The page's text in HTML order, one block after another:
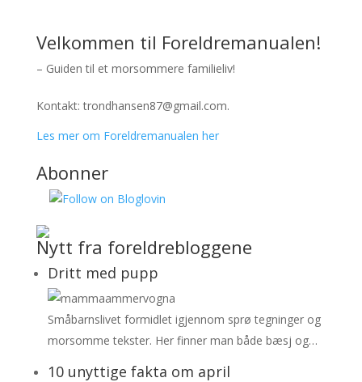
Velkommen til Foreldremanualen!
– Guiden til et morsommere familieliv!
Kontakt: trondhansen87@gmail.com.
Les mer om Foreldremanualen her
Abonner
Nytt fra foreldrebloggene
Dritt med pupp
Småbarnslivet formidlet igjennom sprø tegninger og
morsomme tekster. Her finner man både bæsj og…
10 unyttige fakta om april